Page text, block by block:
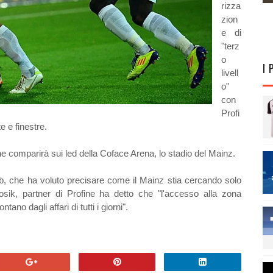
rizza
zion
e di
"terz
o
livell
o"
con
Profi
e finestre.
comparirà sui led della Coface Arena, lo stadio del Mainz.
che ha voluto precisare come il Mainz stia cercando solo
partner di Profine ha detto che "l'accesso alla zona
dagli affari di tutti i giorni".
I